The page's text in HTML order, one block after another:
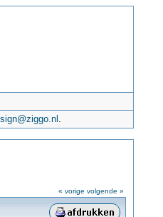
.
« vorige volgende »